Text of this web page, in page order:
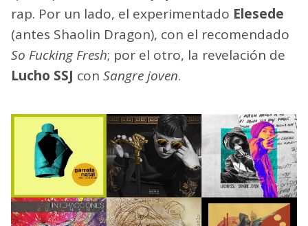
rap. Por un lado, el experimentado Elesede
(antes Shaolin Dragon), con el recomendado
So Fucking Fresh; por el otro, la revelación de
Lucho SSJ con Sangre joven.